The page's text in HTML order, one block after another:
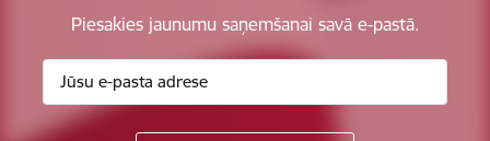
Piesakies jaunumu saņemšanai savā e-pastā.